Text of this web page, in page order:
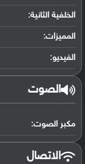
الخلفية الثانية:
المميزات:
الفيديو:
الصوت
مكبر الصوت:
الاتصال